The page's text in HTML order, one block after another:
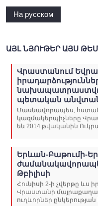
На русском
ԱՅԼ ՆՅՈՒԹԵՐ ԱՅՍ
Վրաստանում
պետական
Մասնավորապես, հստակ
կազմակերպիչները
են 2014 թվականին
Երևան-Բաթումի-
Թբիլիսի
Հունիսի 2-ի չվերթը ևս
Վրաստանի
ուղևորներ